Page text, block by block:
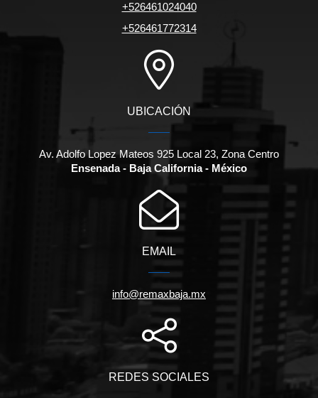
+526461024040
+526461772314
UBICACIÓN
Av. Adolfo Lopez Mateos 925 Local 23, Zona Centro
Ensenada - Baja California - México
EMAIL
info@remaxbaja.mx
REDES SOCIALES